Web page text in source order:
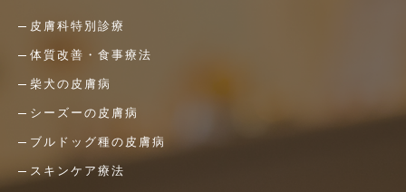
皮膚科特別診療
体質改善・食事療法
柴犬の皮膚病
シーズーの皮膚病
ブルドッグ種の皮膚病
スキンケア療法